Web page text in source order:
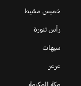
خميس مشيط
رأس تنورة
سيهات
عرعر